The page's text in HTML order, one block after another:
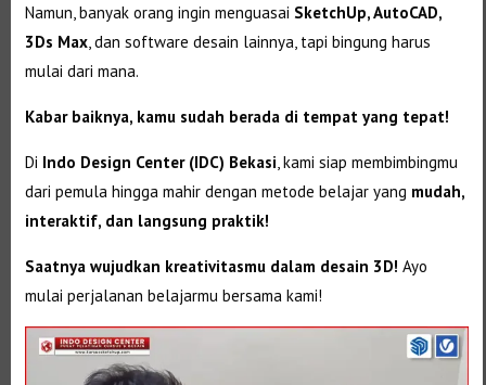
Namun, banyak orang ingin menguasai SketchUp, AutoCAD,
3Ds Max , dan software desain lainnya, tapi bingung harus
mulai dari mana.
Kabar baiknya, kamu sudah berada di tempat yang tepat!
Di Indo Design Center (IDC) Bekasi , kami siap membimbingmu
dari pemula hingga mahir dengan metode belajar yang mudah,
interaktif, dan langsung praktik!
Saatnya wujudkan kreativitasmu dalam desain 3D! Ayo
mulai perjalanan belajarmu bersama kami!